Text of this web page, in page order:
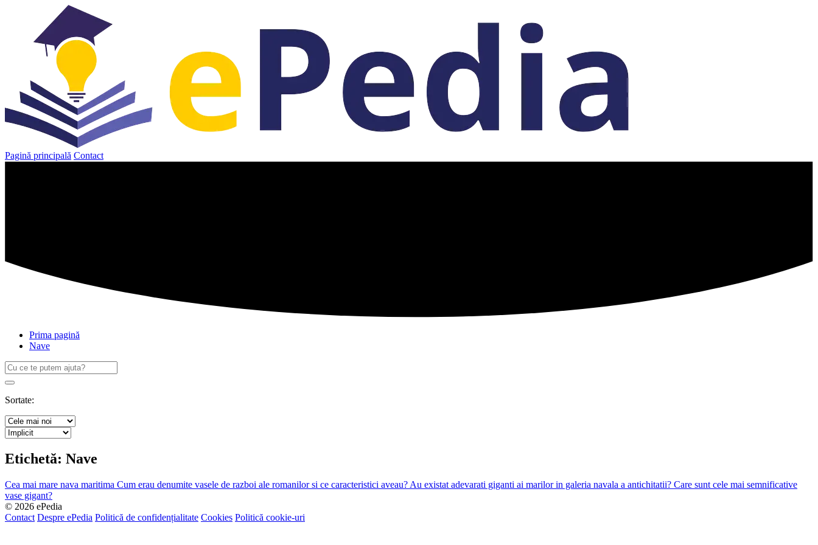
Pagină principală Contact
Prima pagină
Nave
Caută
după:
Search
Sortate:
Etichetă: Nave
Cea mai mare nava maritima Cum erau denumite vasele de razboi ale romanilor si ce caracteristici aveau? Au existat adevarati giganti ai marilor in galeria navala a antichitatii? Care sunt cele mai semnificative
vase gigant?
© 2026 ePedia
Contact Despre ePedia Politică de confidențialitate Cookies Politică cookie-uri